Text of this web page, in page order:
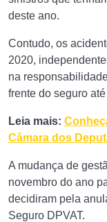
deste ano.
Contudo, os
2020,
na
frente do seguro
Leia mais:
Câmara dos
A mudança de
novembro do ano
decidiram pela
Seguro DPVAT.